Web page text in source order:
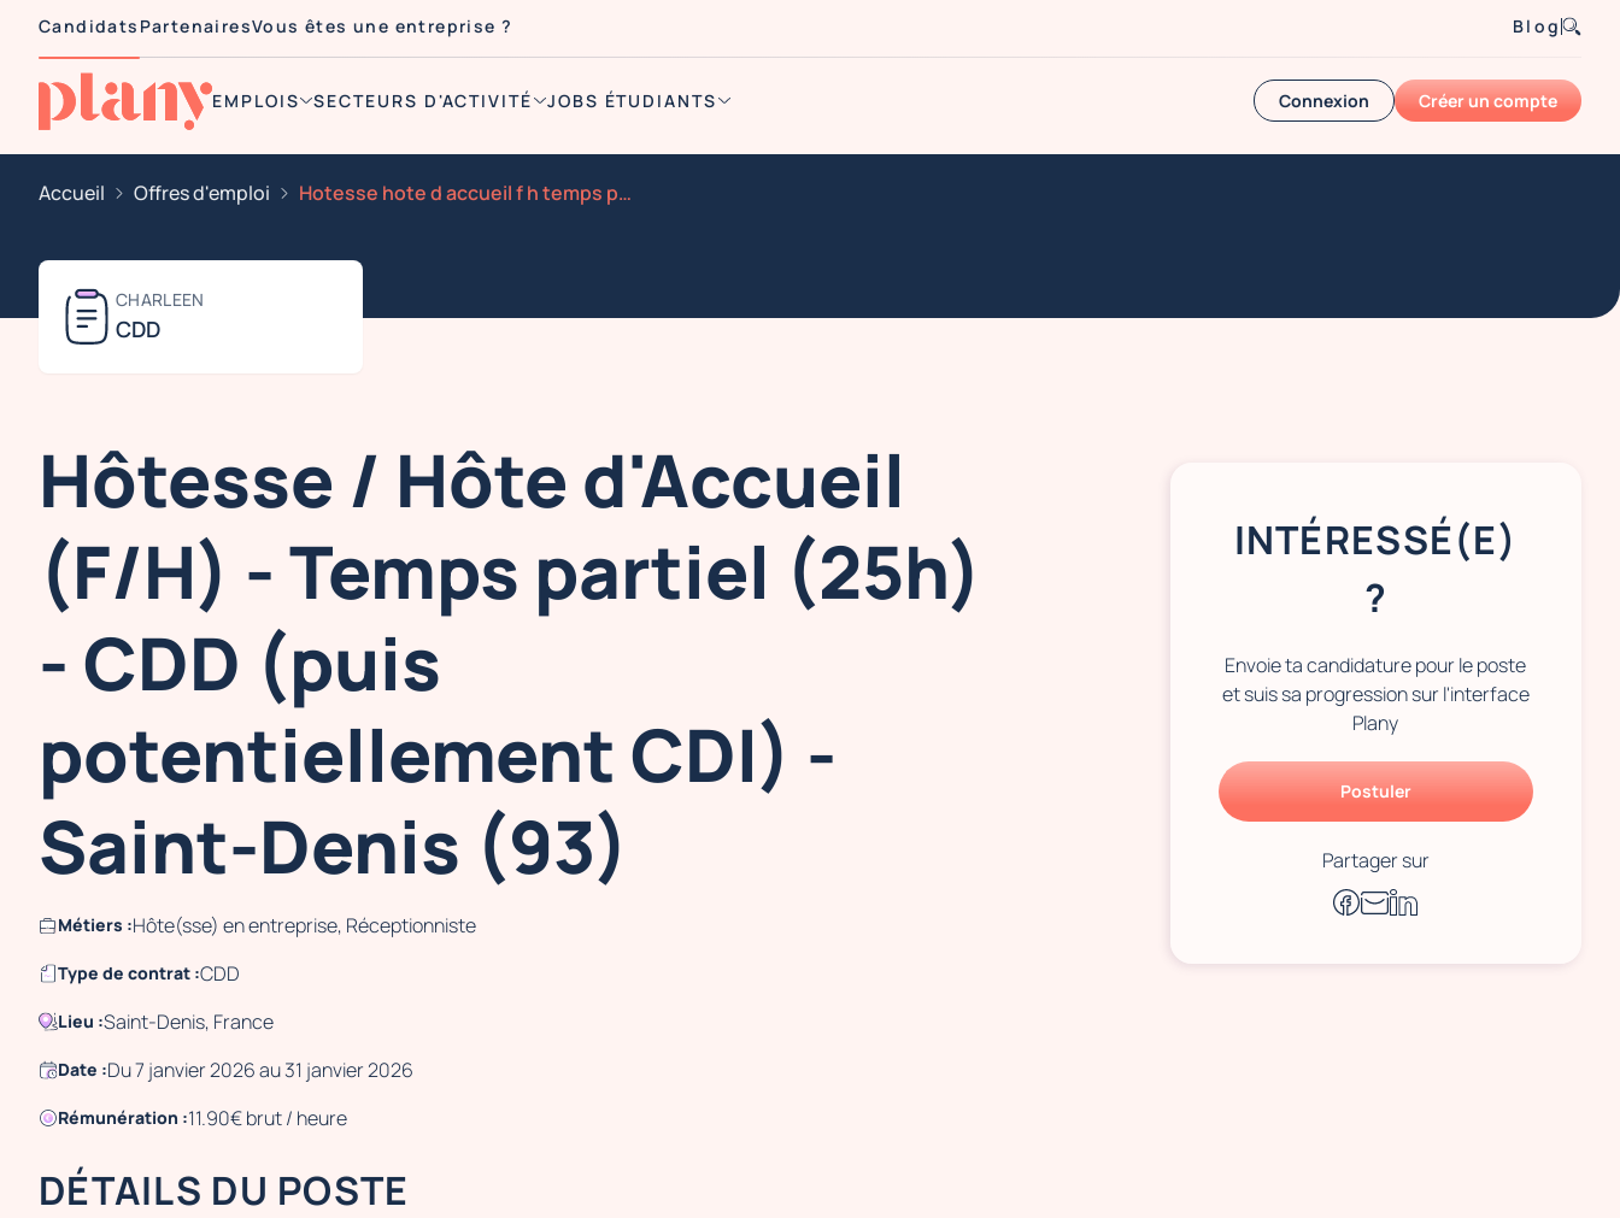
Candidats PartenairesVous êtes une entreprise ? Blog
EMPLOIS SECTEURS D'ACTIVITÉ JOBS ÉTUDIANTS Connexion Créer un compte
Accueil Offres d'emploi Hotesse hote d accueil f h temps partiel 25h CDD puis
CHARLEEN
CDD
Hôtesse / Hôte d'Accueil
(F/H) - Temps partiel (25h)
- CDD (puis
potentiellement CDI) -
Saint-Denis (93)
Métiers :Hôte(sse) en entreprise, Réceptionniste
Type de contrat :CDD
Lieu :Saint-Denis, France
Date :Du 7 janvier 2026 au 31 janvier 2026
Rémunération :11.90€ brut / heure
DÉTAILS DU POSTE
INTÉRESSÉ(E)
?
Envoie ta candidature pour le poste
et suis sa progression sur l'interface
Plany
Postuler
Partager sur